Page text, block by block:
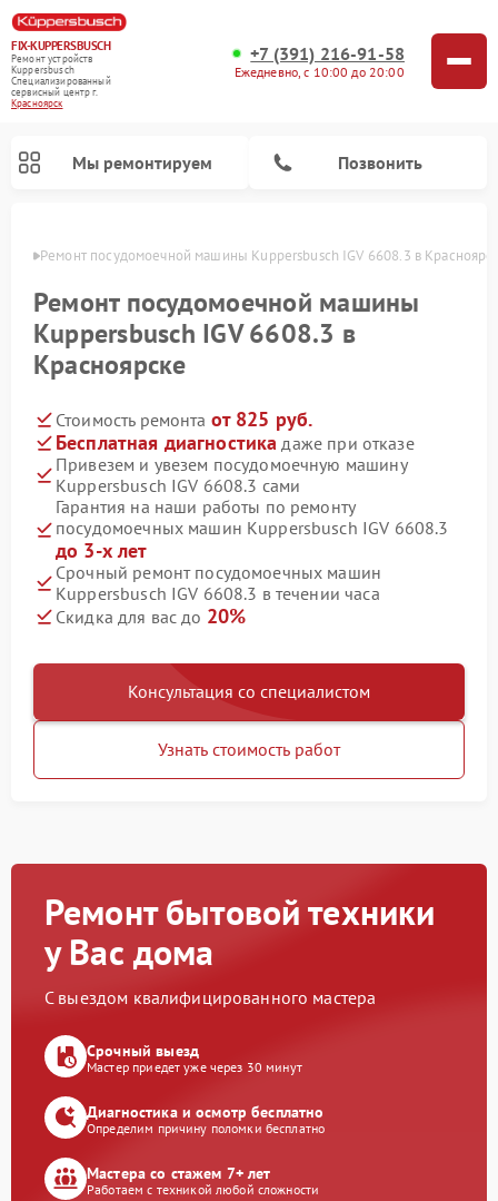
FIX-KUPPERSBUSCH
Ремонт устройств
Kuppersbusch
Специализированный
cервисный центр г.
Красноярск
+7 (391) 216-91-58
Ежедневно, с 10:00 до 20:00
Мы ремонтируем Позвонить
Ремонт посудомоечной машины Kuppersbusch IGV 6608.3 в
Ремонт посудомоечной машины
Kuppersbusch IGV 6608.3 в
Красноярске
Стоимость ремонта от 825 руб.
Бесплатная диагностика даже при отказе
Привезем и увезем посудомоечную машину
Kuppersbusch IGV 6608.3 сами
Гарантия на наши работы по ремонту
посудомоечных машин Kuppersbusch IGV 6608.3
до 3-х лет
Срочный ремонт посудомоечных машин
Kuppersbusch IGV 6608.3 в течении часа
Скидка для вас до 20%
Консультация со специалистом
Узнать стоимость работ
Ремонт бытовой техники
у Вас дома
С выездом квалифицированного мастера
Срочный выезд
Мастер приедет уже через 30 минут
Диагностика и осмотр бесплатно
Определим причину поломки бесплатно
Мастера со стажем 7+ лет
Работаем с техникой любой сложности